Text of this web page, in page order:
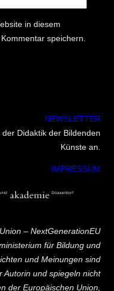
in diesem
speichern.
NEWSLETTER
Didaktik der Bildenden
Künste an.
IMPRESSUM
– NextGenerationEU
für Bildung und
und Meinungen sind
Autorin und spiegeln nicht
der Europäischen Union,